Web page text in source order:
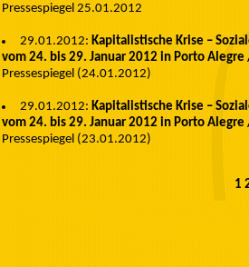
Pressespiegel 25.01.2012
29.01.2012: Kapitalistische Krise –
vom 24. bis 29. Januar 2012 in Porto
Pressespiegel (24.01.2012)
29.01.2012: Kapitalistische Krise –
vom 24. bis 29. Januar 2012 in Porto
Pressespiegel (23.01.2012)
1